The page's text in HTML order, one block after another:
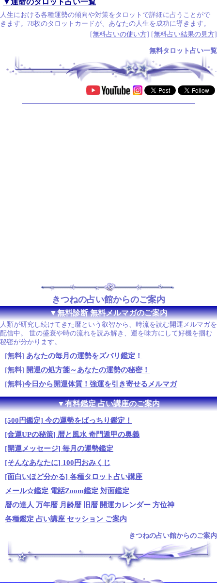
人生における各種運勢の傾向や対策をタロットで詳細に占うことがで
きます。78枚のタロットカードが、あなたの人生を成功に導きます。
[無料占いの使い方] [無料占い結果の見方]
無料タロット占い一覧
きつねの占い館からのご案内
▼無料診断 無料メルマガのご案内
人類が研究し続けてきた暦という叡智から、時流を読む開運メルマガを
配信中。 世の盛衰や時の流れを読み解き、運を味方にして好機を掴む
秘密が分かります。
[無料] あなたの毎月の運勢をズバリ鑑定！
[無料] 開運の処方箋～あなたの運勢の秘密！
[無料]今日から開運体質！強運を引き寄せるメルマガ
▼有料鑑定 占い講座のご案内
[500円鑑定] 今の運勢をばっちり鑑定！
[金運UPの秘策] 暦と風水 奇門遁甲の奥義
[開運メッセージ] 毎月の運勢鑑定
[そんなあなたに] 100円おみくじ
[面白いほど分かる] 各種タロット占い講座
メール☆鑑定 電話Zoom鑑定 対面鑑定
暦の達人 万年暦 月齢暦 旧暦 開運カレンダー 方位神
各種鑑定 占い講座 セッション ご案内
きつねの占い館からのご案内